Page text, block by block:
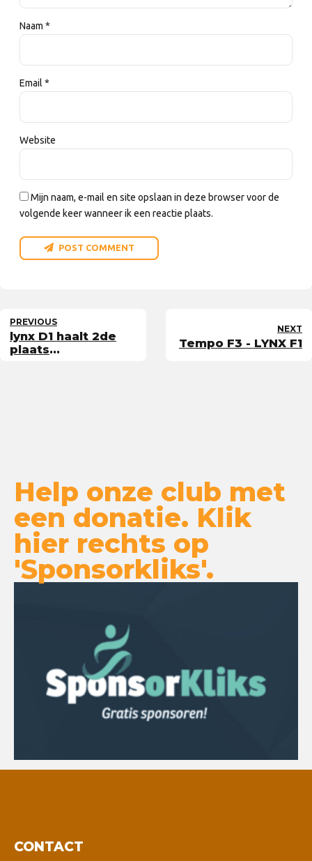
Naam *
Email *
Website
Mijn naam, e-mail en site opslaan in deze browser voor de
volgende keer wanneer ik een reactie plaats.
POST COMMENT
PREVIOUS
lynx D1 haalt 2de
plaats
NEXT
Tempo F3 - LYNX F1
Help onze club met
een donatie. Klik
hier rechts op
'Sponsorkliks'.
CONTACT